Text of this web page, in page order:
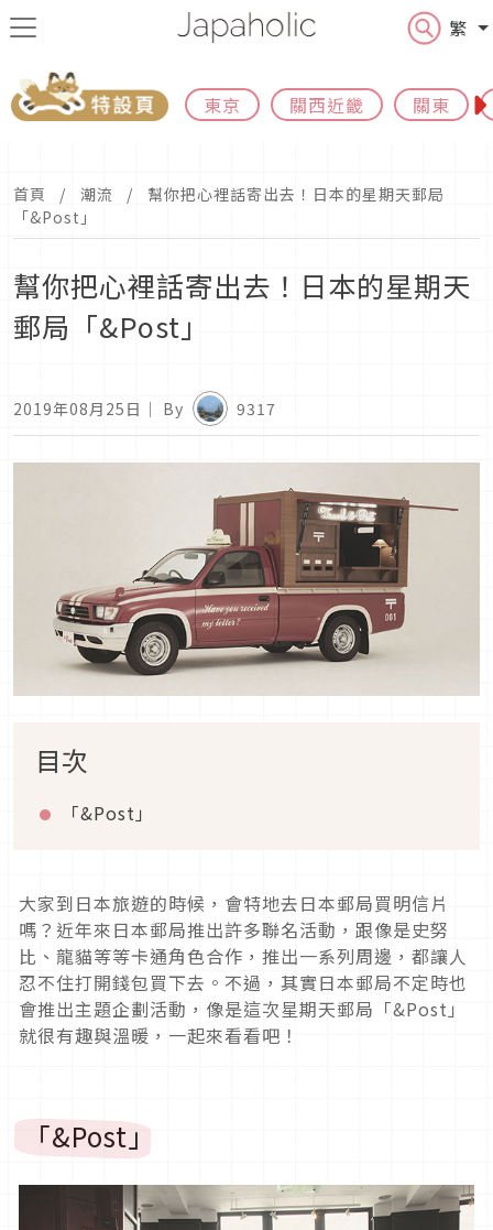
繁
東京 關西近畿 關東
首頁 潮流
幫你把心裡話寄出去！日本的星期天郵局
「&Post」
幫你把心裡話寄出去！日本的星期天
郵局「&Post」
2019年08月25日 ｜ By 9317
目次
「&Post」
大家到日本旅遊的時候，會特地去日本郵局買明信片
嗎？近年來日本郵局推出許多聯名活動，跟像是史努
比、龍貓等等卡通角色合作，推出一系列周邊，都讓人
忍不住打開錢包買下去。不過，其實日本郵局不定時也
會推出主題企劃活動，像是這次星期天郵局「&Post」
就很有趣與溫暖，一起來看看吧！
「&Post」